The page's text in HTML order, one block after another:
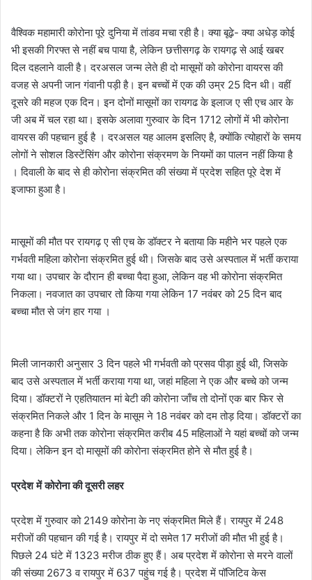
वैश्विक महामारी कोरोना पूरे दुनिया में तांडव मचा रही है। क्या बूढ़े- क्या अधेड़ कोई
भी इसकी गिरफ्त से नहीं बच पाया है, लेकिन छत्तीसगढ़ के रायगढ़ से आई खबर
दिल दहलाने वाली है। दरअसल जन्म लेते ही दो मासूमों को कोरोना वायरस की
वजह से अपनी जान गंवानी पड़ी है। इन बच्चों में एक की उम्र 25 दिन थी। वहीं
दूसरे की महज एक दिन। इन दोनों मासूमों का रायगढ के इलाज ए सी एच आर के
जी अब में चल रहा था। इसके अलावा गुरुवार के दिन 1712 लोगों में भी कोरोना
वायरस की पहचान हुई है । दरअसल यह आलम इसलिए है, क्योंकि त्योहारों के समय
लोगों ने सोशल डिस्टेंसिंग और कोरोना संक्रमण के नियमों का पालन नहीं किया है
। दिवाली के बाद से ही कोरोना संक्रमित की संख्या में प्रदेश सहित पूरे देश में
इजाफा हुआ है।
मासूमों की मौत पर रायगढ़ ए सी एच के डॉक्टर ने बताया कि महीने भर पहले एक
गर्भवती महिला कोरोना संक्रमित हुई थी। जिसके बाद उसे अस्पताल में भर्ती कराया
गया था। उपचार के दौरान ही बच्चा पैदा हुआ, लेकिन वह भी कोरोना संक्रमित
निकला। नवजात का उपचार तो किया गया लेकिन 17 नवंबर को 25 दिन बाद
बच्चा मौत से जंग हार गया ।
मिली जानकारी अनुसार 3 दिन पहले भी गर्भवती को प्रसव पीड़ा हुई थी, जिसके
बाद उसे अस्पताल में भर्ती कराया गया था, जहां महिला ने एक और बच्चे को जन्म
दिया। डॉक्टरों ने एहतियातन मां बेटी की कोरोना जाँच तो दोनों एक बार फिर से
संक्रमित निकले और 1 दिन के मासूम ने 18 नवंबर को दम तोड़ दिया। डॉक्टरों का
कहना है कि अभी तक कोरोना संक्रमित करीब 45 महिलाओं ने यहां बच्चों को जन्म
दिया। लेकिन इन दो मासूमों की कोरोना संक्रमित होने से मौत हुई है।
प्रदेश में कोरोना की दूसरी लहर
प्रदेश में गुरुवार को 2149 कोरोना के नए संक्रमित मिले हैं। रायपुर में 248
मरीजों की पहचान की गई है। रायपुर में दो समेत 17 मरीजों की मौत भी हुई है।
पिछले 24 घंटे में 1323 मरीज ठीक हुए हैं। अब प्रदेश में कोरोना से मरने वालों
की संख्या 2673 व रायपुर में 637 पहुंच गई है। प्रदेश में पॉजिटिव केस